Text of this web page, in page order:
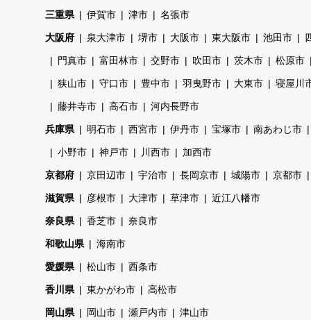
三重県 伊賀市 津市 名張市
大阪府 泉大津市 堺市 大阪市 東大阪市 池田市
門真市 富田林市 交野市 吹田市 茨木市 松原市
狭山市 守口市 豊中市 羽曳野市 大東市 寝屋川
藤井寺市 高石市 河内長野市
兵庫県 明石市 西宮市 伊丹市 宝塚市 南あわじ市
小野市 神戸市 川西市 加西市
京都府 京田辺市 宇治市 長岡京市 城陽市 京都市
滋賀県 彦根市 大津市 草津市 近江八幡市
奈良県 香芝市 奈良市
和歌山県 海南市
愛媛県 松山市 西条市
香川県 東かがわ市 高松市
岡山県 岡山市 瀬戸内市 津山市